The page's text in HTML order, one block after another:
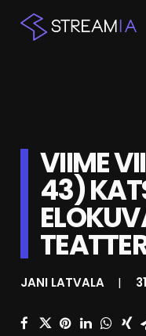
STREAMIT
KESKUSTELU
SHOP
HAKU
VIIME
43)
JANI LATVALA |